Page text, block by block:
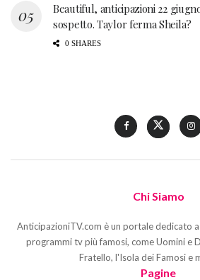
Beautiful, anticipazioni 22
sospetto. Taylor ferma Sheila?
0 SHARES
Chi Siamo
AnticipazioniTV.com è un portale dedicato
programmi tv più famosi, come Uomini e
Fratello, l'Isola dei Famosi e
Pagine